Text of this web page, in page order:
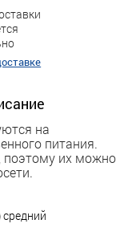
на
питания.
поэтому их можно